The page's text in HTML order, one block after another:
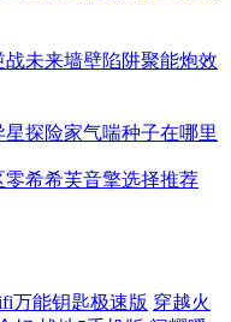
未来墙壁陷阱聚能炮效
探险家气喘种子在哪里
希希芙音擎选择推荐
万能钥匙极速版 穿越火